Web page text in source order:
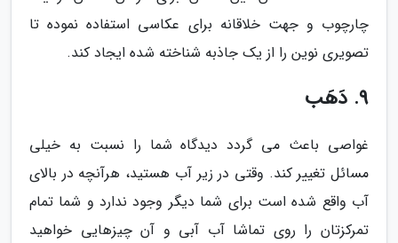
چارچوب و جهت خلاقانه برای عکاسی استفاده نموده تا
تصویری نوین را از یک جاذبه شناخته شده ایجاد کند.
9. دَهَب
غواصی باعث می گردد دیدگاه شما را نسبت به خیلی
مسائل تغییر کند. وقتی در زیر آب هستید، هرآنچه در بالای
آب واقع شده است برای شما دیگر وجود ندارد و شما تمام
تمرکزتان را روی تماشا آب آبی و آن چیزهایی خواهید